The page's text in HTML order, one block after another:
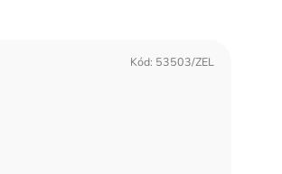
Kód: 53503/ZEL